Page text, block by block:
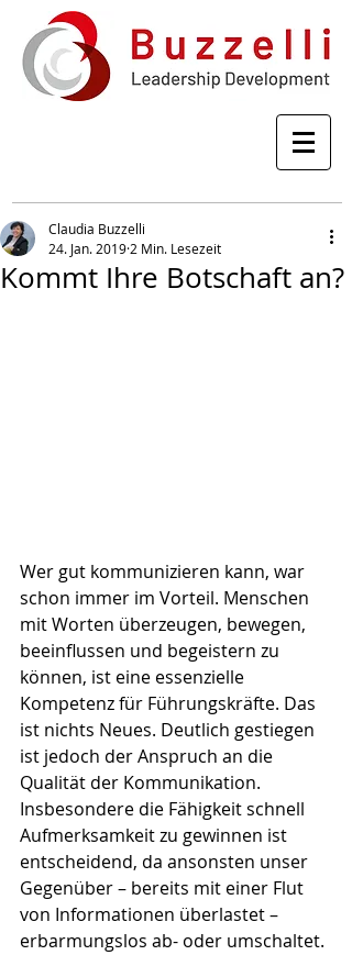
Kommt Ihre Botschaft an?
Claudia Buzzelli
24. Jan. 2019 2 Min. Lesezeit
Wer gut kommunizieren kann, war
schon immer im Vorteil. Menschen
mit Worten überzeugen, bewegen,
beeinflussen und begeistern zu
können, ist eine essenzielle
Kompetenz für Führungskräfte. Das
ist nichts Neues. Deutlich gestiegen
ist jedoch der Anspruch an die
Qualität der Kommunikation.
Insbesondere die Fähigkeit schnell
Aufmerksamkeit zu gewinnen ist
entscheidend, da ansonsten unser
Gegenüber – bereits mit einer Flut
von Informationen überlastet –
erbarmungslos ab- oder umschaltet.